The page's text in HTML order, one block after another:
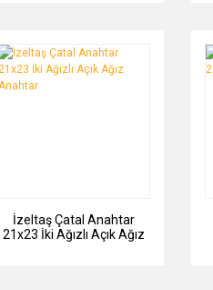
İzeltaş Çatal Anahtar
21x23 İki Ağızlı Açık Ağız